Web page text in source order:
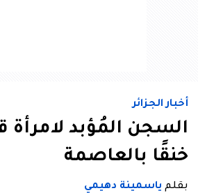
أخبار الجزائر
السجن المُؤبد لامرأة
خنقًا بالعاصمة
بقلم ياسمينة دهيمي